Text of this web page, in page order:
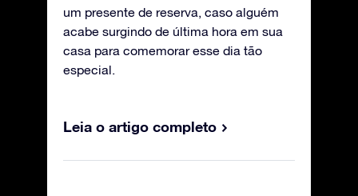
um presente de reserva, caso alguém
acabe surgindo de última hora em sua
casa para comemorar esse dia tão
especial.
Leia o artigo completo